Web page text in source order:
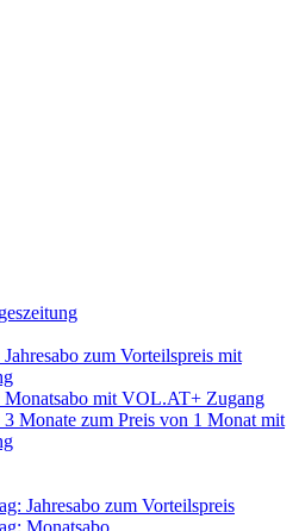
zum Vorteilspreis mit
mit VOL.AT+ Zugang
Monate zum Preis von 1 Monat mit
Jahresabo zum Vorteilspreis
Monatsabo